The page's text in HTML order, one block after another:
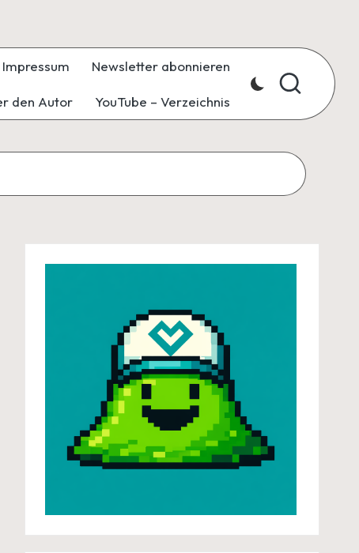
Impressum Newsletter abonnieren
den Autor YouTube – Verzeichnis